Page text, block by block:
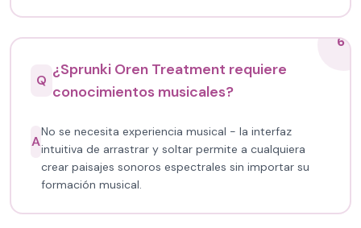
6
Q
¿Sprunki Oren Treatment requiere
conocimientos musicales?
A
No se necesita experiencia musical - la interfaz
intuitiva de arrastrar y soltar permite a cualquiera
crear paisajes sonoros espectrales sin importar su
formación musical.